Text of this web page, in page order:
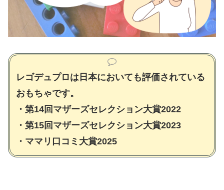
レゴデュプロは日本においても評価されている
おもちゃです。
・第14回マザーズセレクション大賞2022
・第15回マザーズセレクション大賞2023
・ママリ口コミ大賞2025